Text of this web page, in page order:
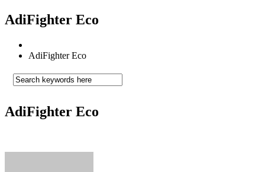
AdiFighter Eco
AdiFighter Eco
AdiFighter Eco